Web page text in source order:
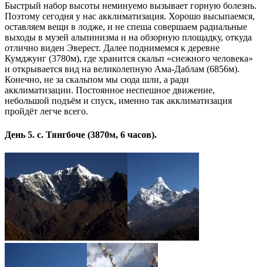
Быстрый набор высоты неминуемо вызывает горную болезнь.
Поэтому сегодня у нас акклиматизация. Хорошо высыпаемся,
оставляем вещи в лодже, и не спеша совершаем радиальные
выходы в музей альпинизма и на обзорную площадку, откуда
отлично виден Эверест. Далее поднимемся к деревне
Кумджунг (3780м), где хранится скальп «снежного человека»
и открывается вид на великолепную Ама-Даблам (6856м).
Конечно, не за скальпом мы сюда шли, а ради
акклиматизации. Постоянное неспешное движение,
небольшой подъём и спуск, именно так акклиматизация
пройдёт легче всего.
День 5. с. Тянгбоче (3870м, 6 часов).